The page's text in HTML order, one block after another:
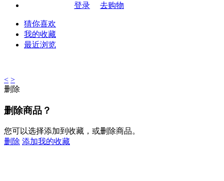
登录
去购物
猜你喜欢
我的收藏
最近浏览
< >
删除
删除商品？
您可以选择添加到收藏，或删除商品。
删除 添加我的收藏